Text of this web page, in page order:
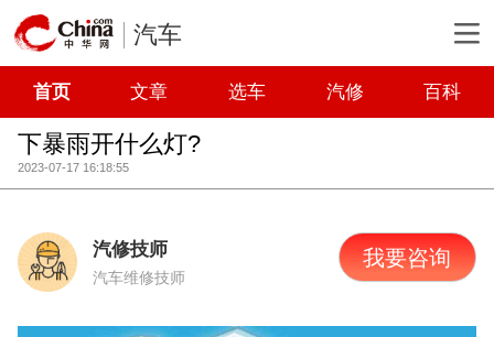
汽车
首页 文章 选车 汽修 百科
下暴雨开什么灯?
2023-07-17 16:18:55
汽修技师
汽车维修技师
我要咨询